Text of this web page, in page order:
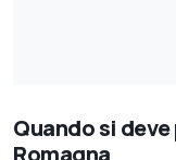
Quando si